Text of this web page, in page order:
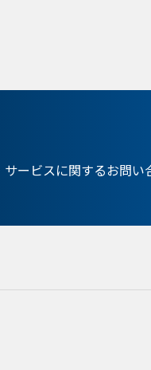
ービスに関するお問い
、サイト
イトを正
情報が保
ズに使わ
を尊重し
していま
る詳細を
だし、一